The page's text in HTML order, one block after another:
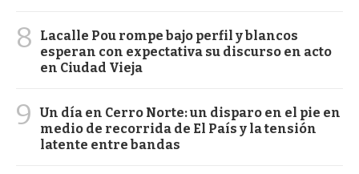
8
Lacalle Pou rompe bajo perfil y blancos
esperan con expectativa su discurso en acto
en Ciudad Vieja
9
Un día en Cerro Norte: un disparo en el pie en
medio de recorrida de El País y la tensión
latente entre bandas